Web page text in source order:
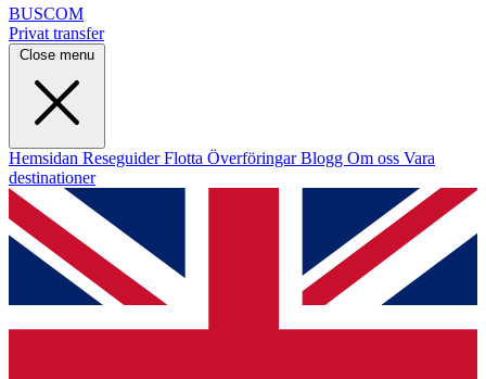
BUSCOM
Privat transfer
Close menu
Hemsidan ReseguiderFlotta ÖverföringarBlogg Om oss Vara
destinationer